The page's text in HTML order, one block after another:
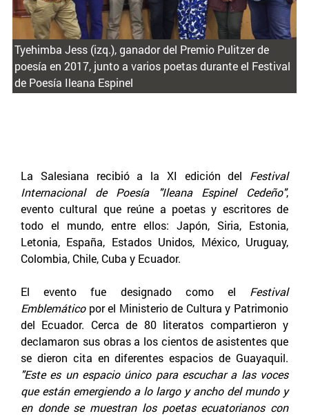
Tyehimba Jess (izq.), ganador del Premio Pulitzer de
poesía en 2017, junto a varios poetas durante el Festival
de Poesía Ileana Espinel
La Salesiana recibió a la XI edición del Festival
Internacional de Poesía "Ileana Espinel Cedeño",
evento cultural que reúne a poetas y escritores de
todo el mundo, entre ellos: Japón, Siria, Estonia,
Letonia, España, Estados Unidos, México, Uruguay,
Colombia, Chile, Cuba y Ecuador.
El evento fue designado como el Festival
Emblemáticopor el Ministerio de Cultura y Patrimonio
del Ecuador. Cerca de 80 literatos compartieron y
declamaron sus obras a los cientos de asistentes que
se dieron cita en diferentes espacios de Guayaquil.
"Este es un espacio único para escuchar a las voces
que están emergiendo a lo largo y ancho del mundo y
en donde se muestran los poetas ecuatorianos con